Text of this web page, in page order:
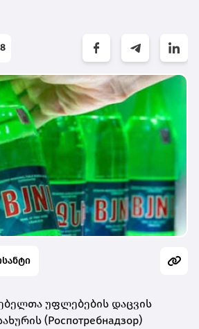
უფლებების დაცვის
(Роспотребнадзор)